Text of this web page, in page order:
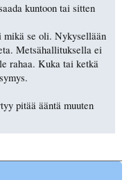
kuntoon tai sitten
mikä se oli. Nykysellään
Metsähallituksella ei
rahaa. Kuka tai ketkä
pitää ääntä muuten